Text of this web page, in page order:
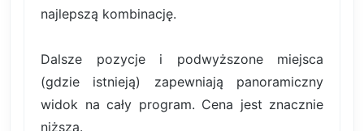
najlepszą kombinację.
Dalsze pozycje i podwyższone miejsca
(gdzie istnieją) zapewniają panoramiczny
widok na cały program. Cena jest znacznie
niższa.